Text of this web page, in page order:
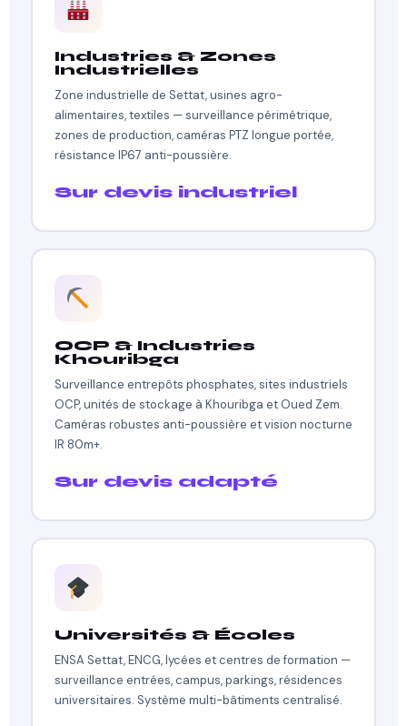
Industries & Zones
Industrielles
Zone industrielle de Settat, usines agro-
alimentaires, textiles — surveillance périmétrique,
zones de production, caméras PTZ longue portée,
résistance IP67 anti-poussière.
Sur devis industriel
OCP & Industries
Khouribga
Surveillance entrepôts phosphates, sites industriels
OCP, unités de stockage à Khouribga et Oued Zem.
Caméras robustes anti-poussière et vision nocturne
IR 80m+.
Sur devis adapté
Universités & Écoles
ENSA Settat, ENCG, lycées et centres de formation —
surveillance entrées, campus, parkings, résidences
universitaires. Système multi-bâtiments centralisé.